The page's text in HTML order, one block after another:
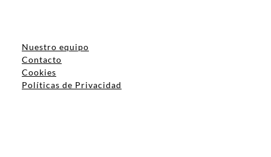
Nuestro equipo
Contacto
Cookies
Políticas de Privacidad